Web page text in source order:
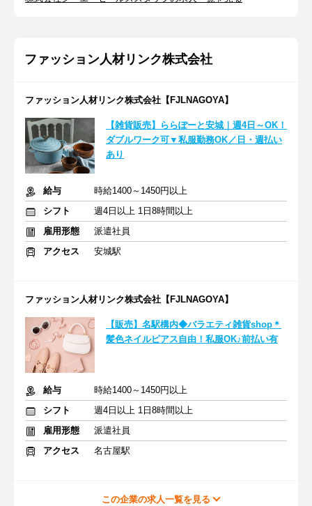
ファッション人材リンク株式会社
ファッション人材リンク株式会社【FJLNAGOYA】
【雑貨販売】ららぽーと安城｜週4日～OK！
ダブルワーク可▼私服勤務OK／日・週払い
あり
給与
時給1400～1450円以上
シフト
週4日以上 1日8時間以上
雇用形態
派遣社員
アクセス
安城駅
ファッション人材リンク株式会社【FJLNAGOYA】
【販売】名駅構内◆バラエティ雑貨shop＊
髪色ネイルピアス自由！私服OK♪前払い有
給与
時給1400～1450円以上
シフト
週4日以上 1日8時間以上
雇用形態
派遣社員
アクセス
名古屋駅
この企業の求人一覧を見る